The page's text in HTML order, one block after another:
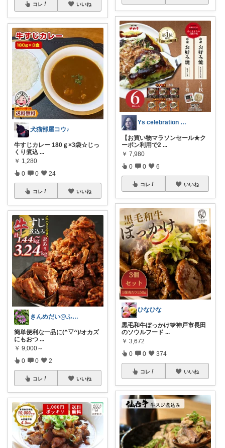
コレ いいね
犬猫部屋コウ♪
牛すじカレー 180ｇ×3袋☆じっ
くり煮込 ...
￥ 1,280
0 0 24
コレ いいね
きんめだい@ふるさと納税を楽しむ
簡単便利な一品に(^▽^)/オカズ
にもおつ ...
￥ 9,000～
0 0 2
コレ いいね
Ys celebration day
【お買い物マラソンセール★ク
ーポン利用で2 ...
￥ 7,980
0 0 6
コレ いいね
ひなひな
黒毛和牛ぼっかけ🩷神戸市長田
のソウルフード ...
￥ 3,672
0 0 374
コレ いいね